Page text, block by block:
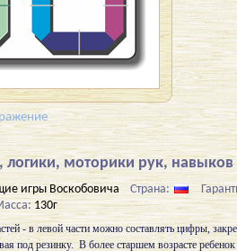
моторики рук, навыков
игры Воскобовича Страна:
130г
- в левой части можно составлять цифры,
под резинку. В более старшем возрасте